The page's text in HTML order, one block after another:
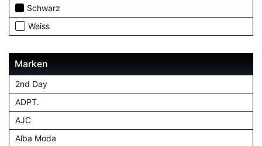
Schwarz
Weiss
Marken
2nd Day
ADPT.
AJC
Alba Moda